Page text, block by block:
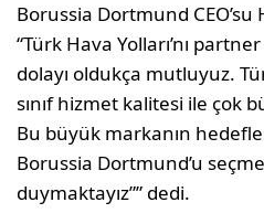
Borussia Dortmund
“Türk Hava Yolları’nı
dolayı oldukça mutluyuz.
sınıf hizmet kalitesi ile çok
Bu büyük markanın
Borussia Dortmund’u
duymaktayız”” dedi.